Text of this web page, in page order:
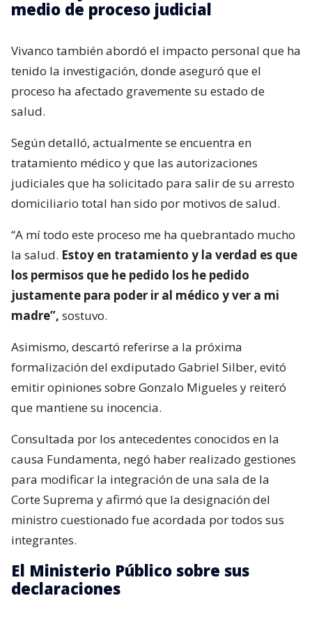
medio de proceso judicial
Vivanco también abordó el impacto personal que ha
tenido la investigación, donde aseguró que el
proceso ha afectado gravemente su estado de
salud.
Según detalló, actualmente se encuentra en
tratamiento médico y que las autorizaciones
judiciales que ha solicitado para salir de su arresto
domiciliario total han sido por motivos de salud.
“A mí todo este proceso me ha quebrantado mucho
la salud. Estoy en tratamiento y la verdad es que
los permisos que he pedido los he pedido
justamente para poder ir al médico y ver a mi
madre”, sostuvo.
Asimismo, descartó referirse a la próxima
formalización del exdiputado Gabriel Silber, evitó
emitir opiniones sobre Gonzalo Migueles y reiteró
que mantiene su inocencia.
Consultada por los antecedentes conocidos en la
causa Fundamenta, negó haber realizado gestiones
para modificar la integración de una sala de la
Corte Suprema y afirmó que la designación del
ministro cuestionado fue acordada por todos sus
integrantes.
El Ministerio Público sobre sus
declaraciones